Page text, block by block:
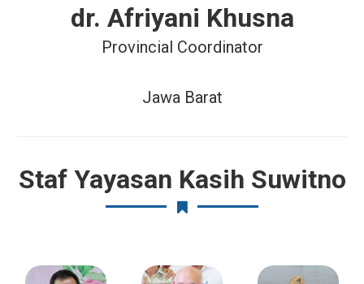
dr. Afriyani Khusna
Provincial Coordinator
Jawa Barat
Staf Yayasan Kasih Suwitno